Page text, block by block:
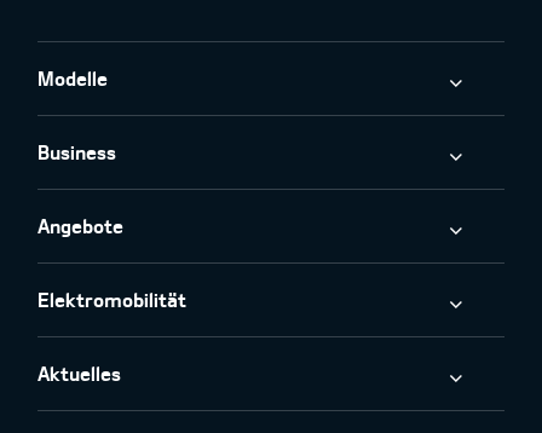
Modelle
Business
Angebote
Elektromobilität
Aktuelles